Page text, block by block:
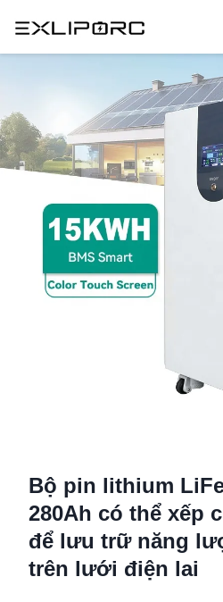
Bộ pin lithium
280Ah có thể xếp
để lưu trữ năng
trên lưới điện lai